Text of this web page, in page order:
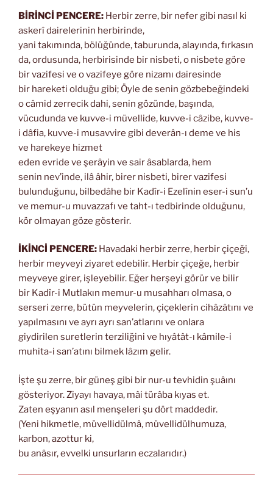
BİRİNCİ PENCERE: Herbir zerre, bir nefer gibi nasıl ki
askerî dairelerinin herbirinde,
yani takımında, bölüğünde, taburunda, alayında, fırkasın
da, ordusunda, herbirisinde bir nisbeti, o nisbete göre
bir vazifesi ve o vazifeye göre nizamı dairesinde
bir hareketi olduğu gibi; Öyle de senin gözbebeğindeki
o câmid zerrecik dahi, senin gözünde, başında,
vücudunda ve kuvve-i müvellide, kuvve-i câzibe, kuvve-
i dâfia, kuvve-i musavvire gibi deverân-ı deme ve his
ve harekeye hizmet
eden evride ve şerâyin ve sair âsablarda, hem
senin nev’inde, ilâ âhir, birer nisbeti, birer vazifesi
bulunduğunu, bilbedâhe bir Kadîr-i Ezelînin eser-i sun’u
ve memur-u muvazzafı ve taht-ı tedbirinde olduğunu,
kör olmayan göze gösterir.
İKİNCİ PENCERE: Havadaki herbir zerre, herbir çiçeği,
herbir meyveyi ziyaret edebilir. Herbir çiçeğe, herbir
meyveye girer, işleyebilir. Eğer herşeyi görür ve bilir
bir Kadîr-i Mutlakın memur-u musahharı olmasa, o
serseri zerre, bütün meyvelerin, çiçeklerin cihâzâtını ve
yapılmasını ve ayrı ayrı san’atlarını ve onlara
giydirilen suretlerin terziliğini ve hıyâtât-ı kâmile-i
muhita-i san’atını bilmek lâzım gelir.
İşte şu zerre, bir güneş gibi bir nur-u tevhidin şuâını
gösteriyor. Ziyayı havaya, mâi türâba kıyas et.
Zaten eşyanın asıl menşeleri şu dört maddedir.
(Yeni hikmetle, müvellidülmâ, müvellidülhumuza,
karbon, azottur ki,
bu anâsır, evvelki unsurların eczalarıdır.)